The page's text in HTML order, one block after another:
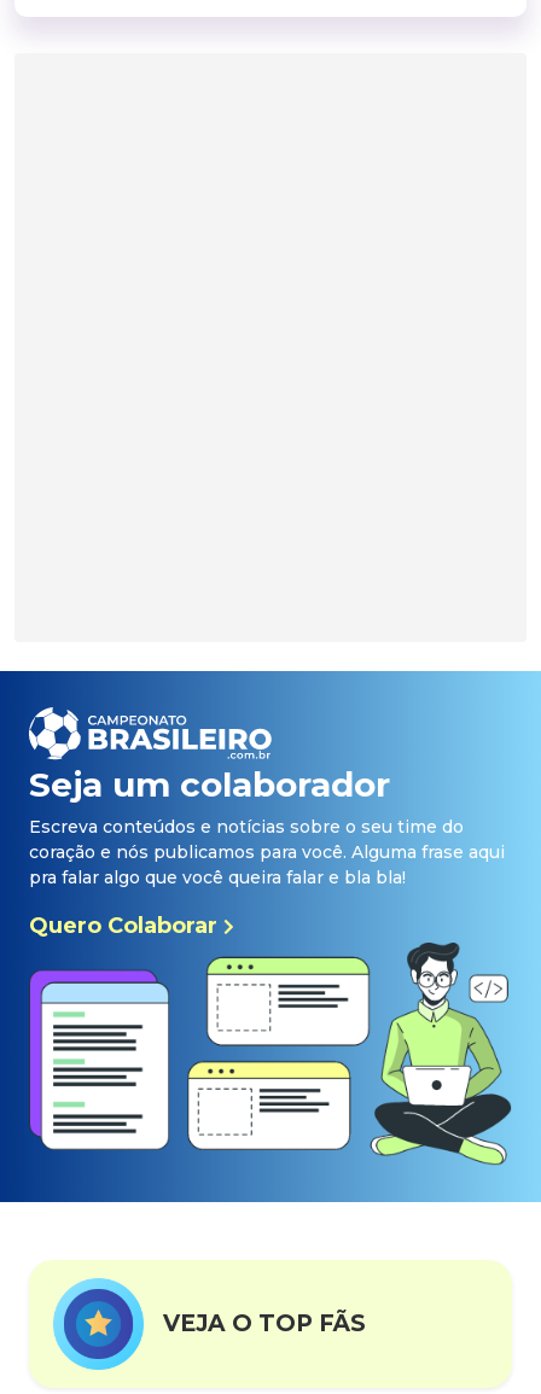
Seja um colaborador
Escreva conteúdos e notícias sobre o seu time do
coração e nós publicamos para você. Alguma frase aqui
pra falar algo que você queira falar e bla bla!
Quero Colaborar
VEJA O TOP FÃS